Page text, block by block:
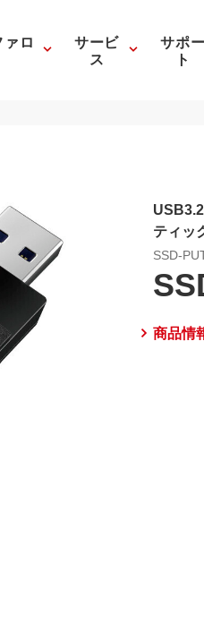
ロ サービ
ス
サポー
ト
ティッ
SSD-
商品情